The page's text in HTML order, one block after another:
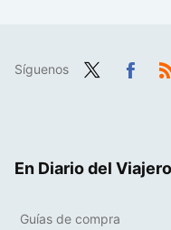
Síguenos
En Diario del
Guías de compra